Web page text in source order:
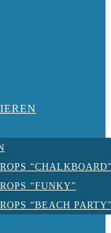
“FUNKY”
“BEACH